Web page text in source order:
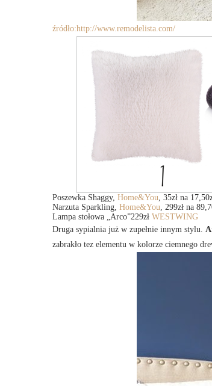
źródło:http://www.remodelista.com/
Poszewka Shaggy, Home&You, 35zł na
Narzuta Sparkling, Home&You, 299zł na
Lampa stołowa „Arco”229zł WESTWING
Druga sypialnia już w zupełnie innym stylu.
zabrakło tez elementu w kolorze ciemnego